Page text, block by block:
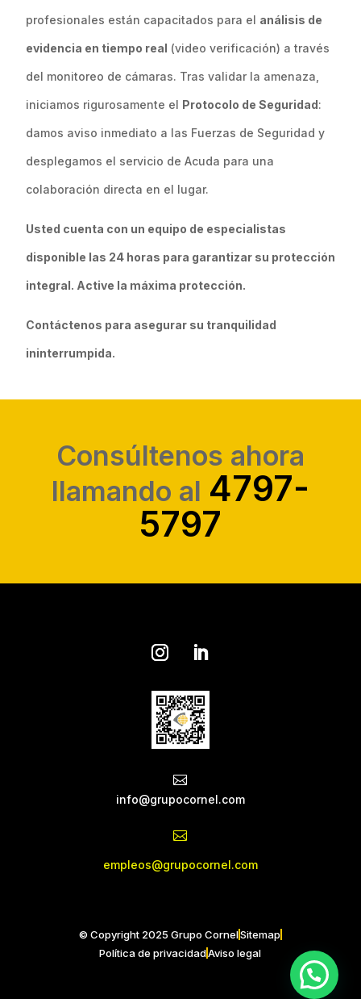
profesionales están capacitados para el análisis de
evidencia en tiempo real (video verificación) a través
del monitoreo de cámaras. Tras validar la amenaza,
iniciamos rigurosamente el Protocolo de Seguridad:
damos aviso inmediato a las Fuerzas de Seguridad y
desplegamos el servicio de Acuda para una
colaboración directa en el lugar.
Usted cuenta con un equipo de especialistas
disponible las 24 horas para garantizar su protección
integral. Active la máxima protección.
Contáctenos para asegurar su tranquilidad
ininterrumpida.
Consúltenos ahora
llamando al 4797-
5797

info@grupocornel.com

empleos@grupocornel.com
© Copyright 2025 Grupo CornelSitemap
Política de privacidadAviso legal